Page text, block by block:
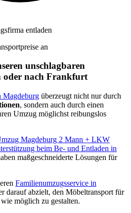
entladen
an
unschlagbaren
oder nach Frankfurt
Magdeburg überzeugt nicht nur durch
, sondern auch durch einen
Umzug möglichst reibungslos
Magdeburg 2 Mann + LKW
beim Be- und Entladen in
maßgeschneiderte Lösungen für
Familienumzugsservice in
darauf abzielt, den Möbeltransport für
möglich zu gestalten.